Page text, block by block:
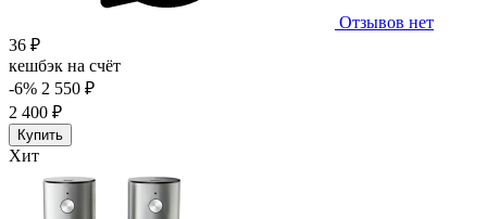
Отзывов нет
36 ₽
кешбэк на счёт
-6% 2 550 ₽
2 400 ₽
Купить
Хит